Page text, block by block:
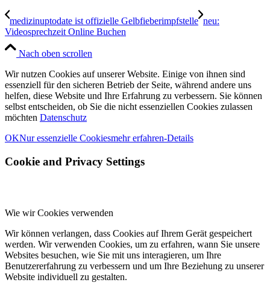
medizinuptodate ist offizielle Gelbfieberimpfstelle neu:
Videosprechzeit Online Buchen
Nach oben scrollen
Wir nutzen Cookies auf unserer Website. Einige von ihnen sind
essenziell für den sicheren Betrieb der Seite, während andere uns
helfen, diese Website und Ihre Erfahrung zu verbessern. Sie können
selbst entscheiden, ob Sie die nicht essenziellen Cookies zulassen
möchten Datenschutz
OKNur essenzielle Cookiesmehr erfahren-Details
Cookie and Privacy Settings
Wie wir Cookies verwenden
Wir können verlangen, dass Cookies auf Ihrem Gerät gespeichert
werden. Wir verwenden Cookies, um zu erfahren, wann Sie unsere
Websites besuchen, wie Sie mit uns interagieren, um Ihre
Benutzererfahrung zu verbessern und um Ihre Beziehung zu unserer
Website individuell zu gestalten.